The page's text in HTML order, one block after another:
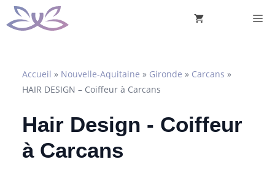
Aller
au
Accueil » Nouvelle-Aquitaine » Gironde » Carcans »
HAIR DESIGN – Coiffeur à Carcans
Hair Design - Coiffeur
à Carcans